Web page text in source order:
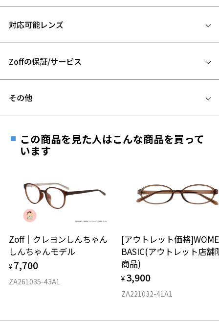
けでトレンドのスタイルにアップデートしてくれます。
や伊達メガネにもおすすめ。
■高温(60℃以上)環境や急激な温度差は変形、表面層のひび割れの原
い。
品名：サングラス
レンズの材質：プラスチック（コーティング）
レンズカラー：Z-ASH_BE20F / ブラウン系
可視光線透過率：80%
紫外線透過率：0.1%以下
株式会社インターメスティック
TEL: 0120-013-883
＜度付きサングラスに関する注意事項＞
※サングラスの度付きは追加料金がかかります。
※度付きにした場合、元々のレンズ機能、レンズカラーは付きませ
B ブリッジ(鼻部分)の横幅：20mm
お持ちのZoffメガネサイズを確認するには？
仕上がり寸法
D 仕上がりの横幅：約139mm
対応可能レンズ
フレームとレンズの合計料金を知りたい方へ
Zoffの保証/サービス
安心1 フレーム１年間品質保証
きます。
※保証期間内に交換が行われた場合、保証期間は初期の期間から
延長されません。
安心2 視力測定無料
視力の変化を早めに発見するために、定期的な視
力測定をおすすめいたします。
安心3 かかり具合調整無料
その他
この商品を見た人はこんな商品を買って
います
Zoff｜クレヨンしんちゃん
しんちゃんモデル
¥ 7,700
ZA261035-43A1
[アウトレット価格
BASIC(アウトレット店舗
商品)
¥ 3,900
ZA221032-41A1